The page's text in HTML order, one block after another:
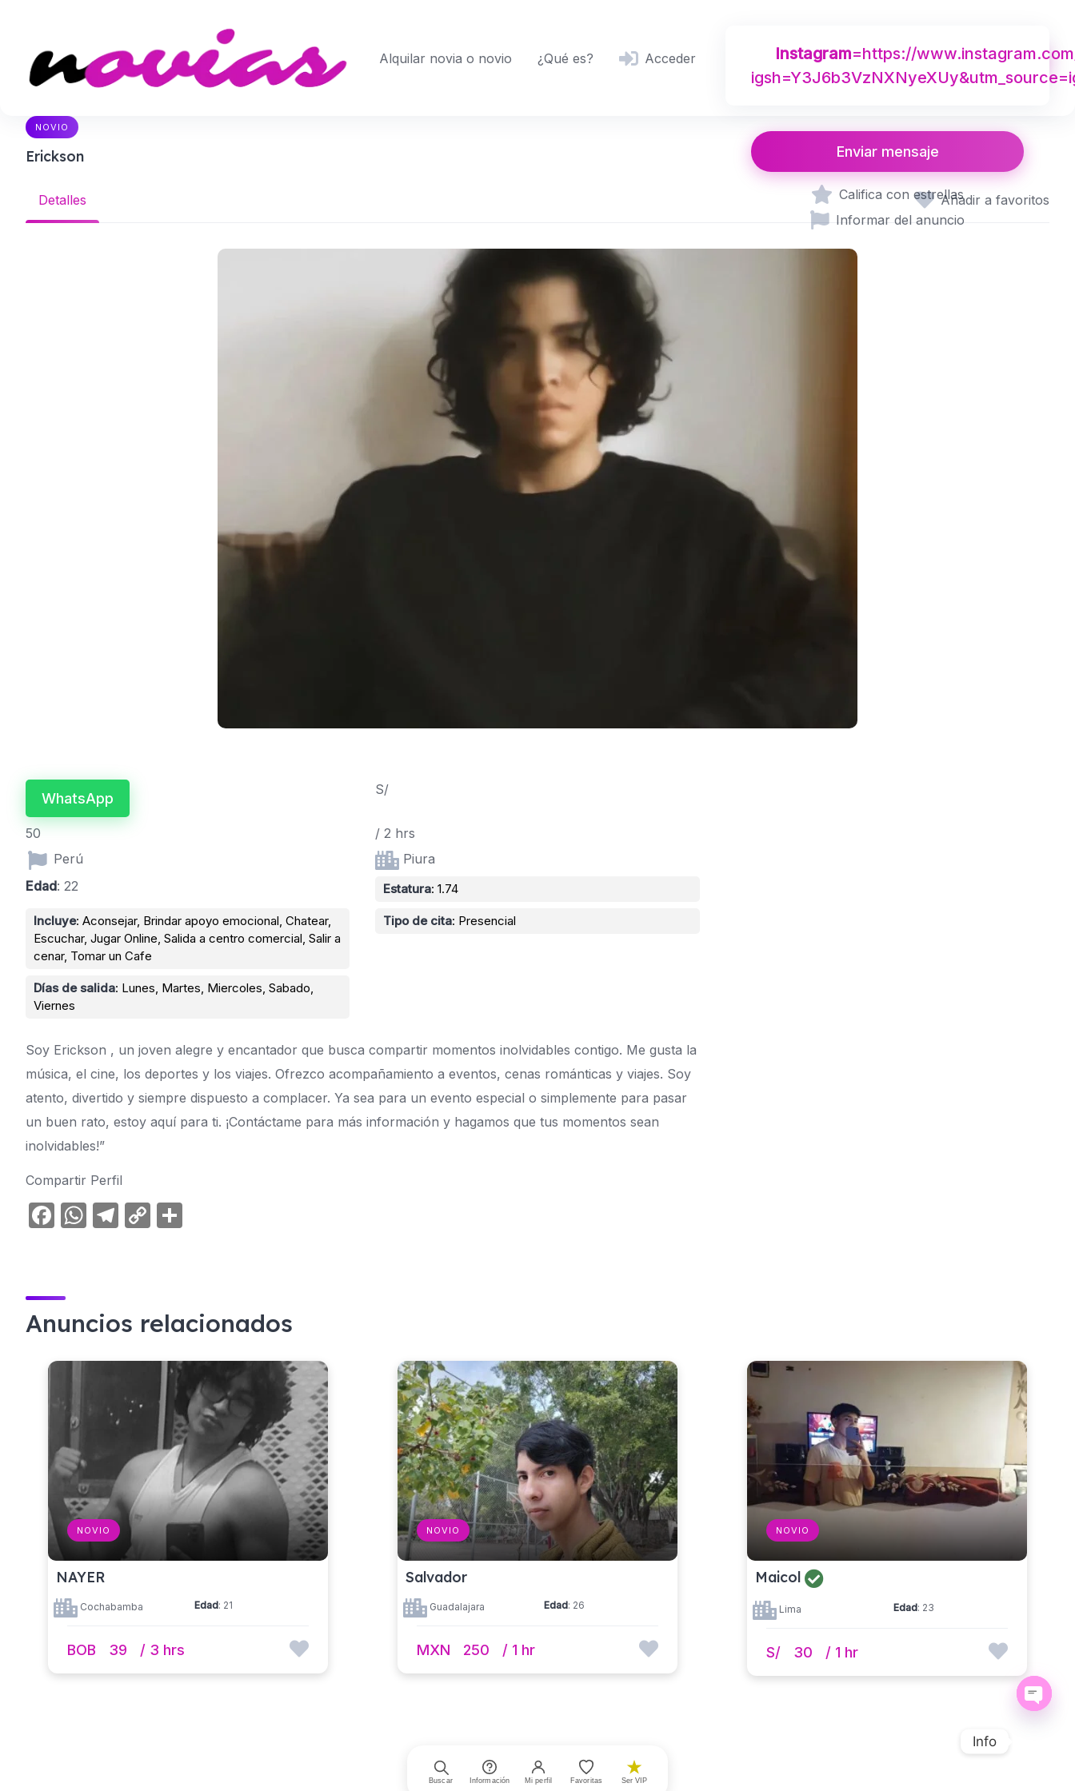
Alquilar novia o novio ¿Qué es? Acceder Crear perfil
NOVIO
Erickson
Detalles Añadir a favoritos
WhatsApp
S/
50
/ 2 hrs
Perú
Piura
Edad: 22 Estatura: 1.74
Incluye: Aconsejar, Brindar apoyo emocional, Chatear,
Escuchar, Jugar Online, Salida a centro comercial, Salir a
cenar, Tomar un Cafe
Tipo de cita: Presencial
Días de salida: Lunes, Martes, Miercoles, Sabado,
Viernes
Soy Erickson , un joven alegre y encantador que busca compartir momentos inolvidables contigo. Me gusta la
música, el cine, los deportes y los viajes. Ofrezco acompañamiento a eventos, cenas románticas y viajes. Soy
atento, divertido y siempre dispuesto a complacer. Ya sea para un evento especial o simplemente para pasar
un buen rato, estoy aquí para ti. ¡Contáctame para más información y hagamos que tus momentos sean
inolvidables!”
Compartir Perfil
F
e
b
o
o
k
W
A
p
p
T
a
m
C
Li
n
k
ar
tir
Instagram=https://
Enviar mensaje
Califica con estrellas
Informar del anuncio
Anuncios relacionados
NOVIO
NAYER
Cochabamba Edad: 21
BOB 39 / 3 hrs
NOVIO
Salvador
Guadalajara Edad: 26
MXN 250 / 1 hr
NOVIO
Maicol
Lima Edad: 23
S/ 30 / 1 hr
Buscar Información Mi perfil Favoritas Ser VIP
Info